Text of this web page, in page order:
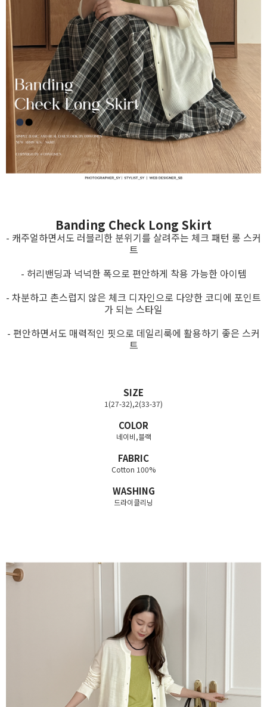
Banding Check Long Skirt
- 캐주얼하면서도 러블리한 분위기를 살려주는 체크 패턴 롱 스커
트
- 허리밴딩과 넉넉한 폭으로 편안하게 착용 가능한 아이템
- 차분하고 촌스럽지 않은 체크 디자인으로 다양한 코디에 포인트
가 되는 스타일
- 편안하면서도 매력적인 핏으로 데일리룩에 활용하기 좋은 스커
트
SIZE
1(27-32),2(33-37)
COLOR
네이비,블랙
FABRIC
Cotton 100%
WASHING
드라이클리닝